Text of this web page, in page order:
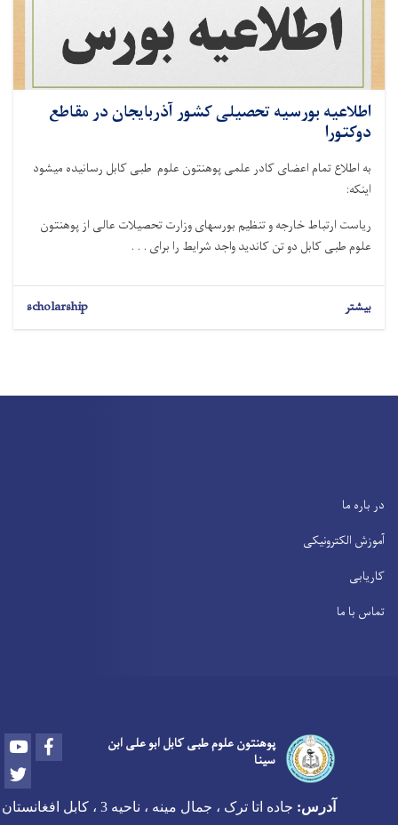
اطلاعیه بورسیه تحصیلی کشور آذربایجان در مقاطع
دوکتورا
به اطلاع تمام اعضای کادر علمی پوهنتون علوم طبی کابل رسانیده میشود
اینکه:
ریاست ارتباط خارجه و تنظیم بورسهای وزارت تحصیلات عالی از پوهنتون
علوم طبی کابل دو تن کاندید واجد شرایط را برای . . .
بیشتر scholarship
در باره ما
آموزش الکترونیکی
کاریابی
تماس با ما
پوهنتون علوم طبی کابل ابو علی ابن
سینا
Youtube
آدرس: جاده اتا ترک ، جمال مینه ، ناحیه 3 ، کابل افغانستان